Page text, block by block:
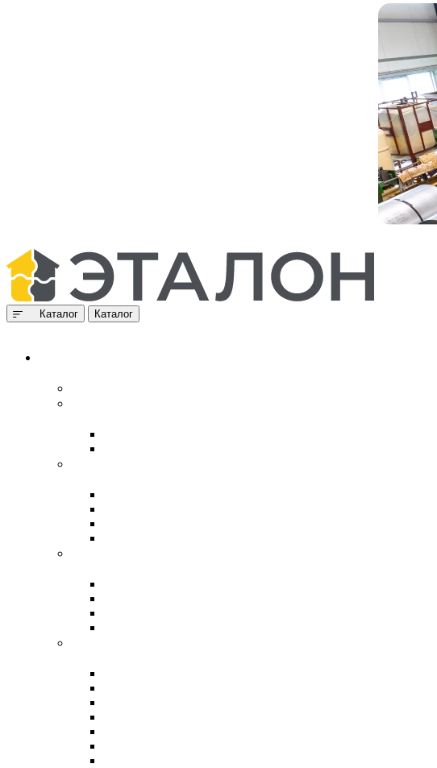
Каталог Каталог